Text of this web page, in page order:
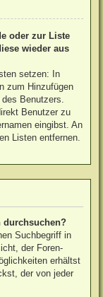
oder zur Liste
wieder aus
setzen: In
zum Hinzufügen
Benutzers.
Benutzer zu
eingibst. An
Listen entfernen.
durchsuchen?
Suchbegriff in
der Foren-
erhältst
der von jeder